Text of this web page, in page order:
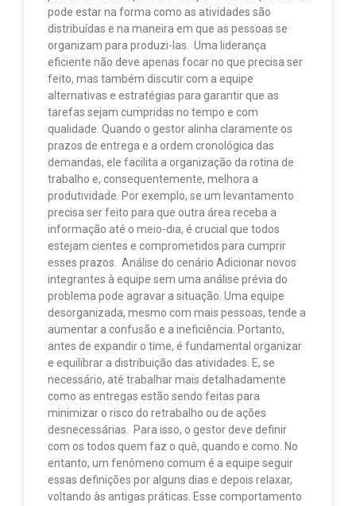
pode estar na forma como as atividades são
distribuídas e na maneira em que as pessoas se
organizam para produzi-las. Uma liderança
eficiente não deve apenas focar no que precisa ser
feito, mas também discutir com a equipe
alternativas e estratégias para garantir que as
tarefas sejam cumpridas no tempo e com
qualidade. Quando o gestor alinha claramente os
prazos de entrega e a ordem cronológica das
demandas, ele facilita a organização da rotina de
trabalho e, consequentemente, melhora a
produtividade. Por exemplo, se um levantamento
precisa ser feito para que outra área receba a
informação até o meio-dia, é crucial que todos
estejam cientes e comprometidos para cumprir
esses prazos. Análise do cenário Adicionar novos
integrantes à equipe sem uma análise prévia do
problema pode agravar a situação. Uma equipe
desorganizada, mesmo com mais pessoas, tende a
aumentar a confusão e a ineficiência. Portanto,
antes de expandir o time, é fundamental organizar
e equilibrar a distribuição das atividades. E, se
necessário, até trabalhar mais detalhadamente
como as entregas estão sendo feitas para
minimizar o risco do retrabalho ou de ações
desnecessárias. Para isso, o gestor deve definir
com os todos quem faz o quê, quando e como. No
entanto, um fenômeno comum é a equipe seguir
essas definições por alguns dias e depois relaxar,
voltando às antigas práticas. Esse comportamento